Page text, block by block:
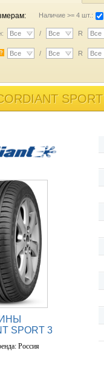
Наличие >= 4 шт.:
Все / Все R Все
? Все / Все R Все
SPORT
SPORT 3
Россия